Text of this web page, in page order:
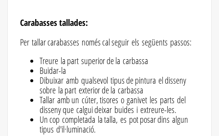
Carabasses tallades:
Per tallar carabasses només cal seguir els següents passos:
Treure la part superior de la carbassa
Buidar-la
Dibuixar amb qualsevol tipus de pintura el disseny
sobre la part exterior de la carbassa
Tallar amb un cúter, tisores o ganivet les parts del
disseny que calgui deixar buides i extreure-les.
Un cop completada la talla, es pot posar dins algun
tipus d'il·luminació.